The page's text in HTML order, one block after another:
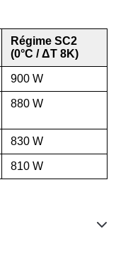
Régime SC2
(0°C / ΔT 8K)
900 W
880 W
830 W
810 W